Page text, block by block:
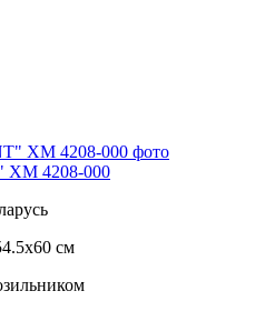
ХМ 4208-000
см